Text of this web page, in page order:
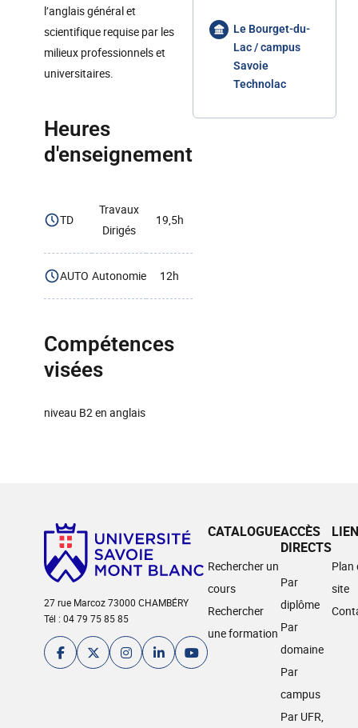
l’anglais général et
scientifique requise par les
milieux professionnels et
universitaires.
Heures
d'enseignement
TD
Travaux
Dirigés
19,5h
AUTO Autonomie 12h
Compétences
visées
niveau B2 en anglais
Le Bourget-du-
Lac / campus
Savoie
Technolac
27 rue Marcoz 73000 CHAMBÉRY
Tél : 04 79 75 85 85
CATALOGUE
Rechercher un
cours
Rechercher
une formation
ACCÈS
DIRECTS
Par
diplôme
Par
domaine
Par
campus
Par UFR,
Plan
site